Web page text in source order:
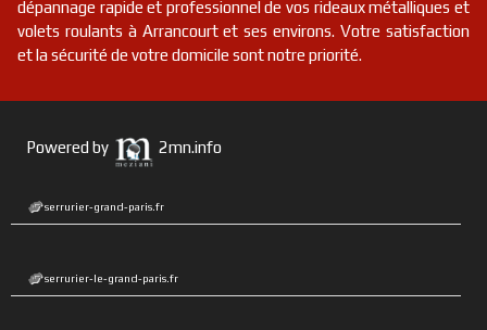
dépannage rapide et professionnel de vos rideaux métalliques et
volets roulants à Arrancourt et ses environs. Votre satisfaction
et la sécurité de votre domicile sont notre priorité.
Powered by 2mn.info
serrurier-grand-paris.fr
serrurier-le-grand-paris.fr